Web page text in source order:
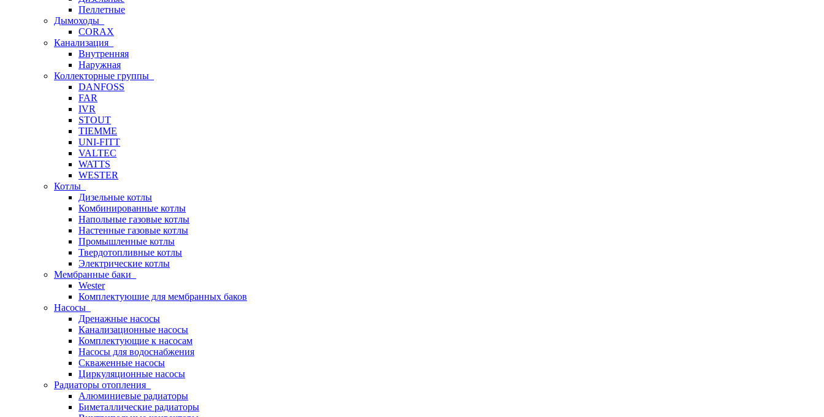
Пеллетные
Дымоходы
CORAX
Канализация
Внутренняя
Наружная
Коллекторные группы
DANFOSS
FAR
IVR
STOUT
TIEMME
UNI-FITT
VALTEC
WATTS
WESTER
Котлы
Дизельные котлы
Комбинированные котлы
Напольные газовые котлы
Настенные газовые котлы
Промышленные котлы
Твердотопливные котлы
Электрические котлы
Мембранные баки
Wester
Комплектуюшие для мембранных баков
Насосы
Дренажные насосы
Канализационные насосы
Комплектующие к насосам
Насосы для водоснабжения
Скваженные насосы
Циркуляционные насосы
Радиаторы отопления
Алюминиевые радиаторы
Биметаллические радиаторы